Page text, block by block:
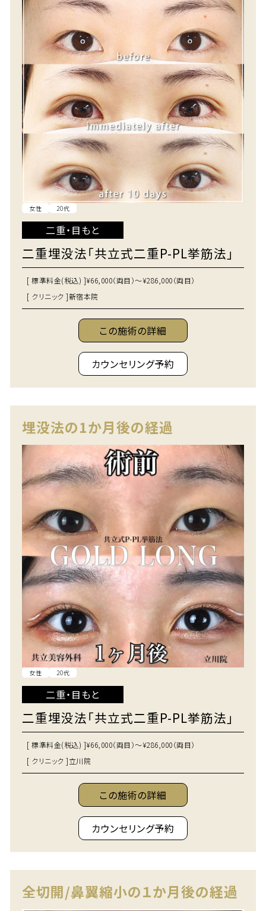
女性 20代
二重・目もと
二重埋没法「共立式二重P-PL挙筋法」
[ 標準料金(税込) ]¥66,000（両目）～¥286,000（両目）
[ クリニック ]新宿本院
この施術の詳細
カウンセリング予約
埋没法の1か月後の経過
女性 20代
二重・目もと
二重埋没法「共立式二重P-PL挙筋法」
[ 標準料金(税込) ]¥66,000（両目）～¥286,000（両目）
[ クリニック ]立川院
この施術の詳細
カウンセリング予約
全切開/鼻翼縮小の１か月後の経過